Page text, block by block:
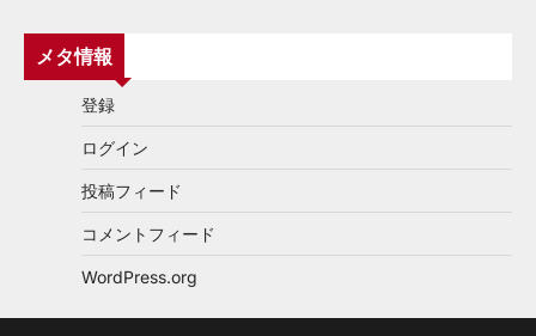
メタ情報
登録
ログイン
投稿フィード
コメントフィード
WordPress.org